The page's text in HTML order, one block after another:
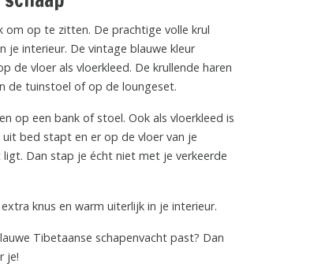
om op te zitten. De prachtige volle krul
je interieur. De vintage blauwe kleur
de vloer als vloerkleed. De krullende haren
de tuinstoel of op de loungeset.
op een bank of stoel. Ook als vloerkleed is
bed stapt en er op de vloer van je
Dan stap je écht niet met je verkeerde
knus en warm uiterlijk in je interieur.
Tibetaanse schapenvacht past? Dan
je!